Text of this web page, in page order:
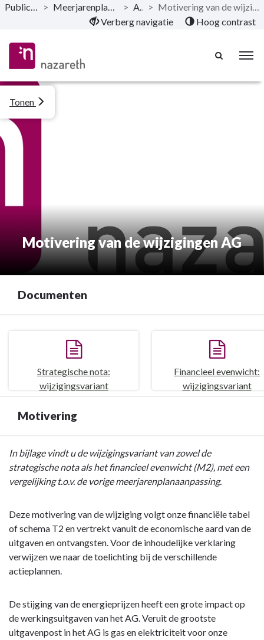
Naar hoofdinhoud
Publicaties > Meerjarenplan - 2024 > AG >
Motivering van de wijzigingen AG
Verberg navigatie
Hoog contrast
Motivering van de wijzigingen AG
Tonen
Documenten
Strategische nota:
wijzigingsvariant
Financieel evenwicht:
wijzigingsvariant
Motivering
Terug
naar
navigatie
Motivering
wijzigingen
In bijlage vindt u de wijzigingsvariant van zowel de
strategische nota als het financieel evenwicht (M2), met een
vergelijking t.o.v. de vorige meerjarenplanaanpassing.
Deze motivering van de wijziging volgt onze financiële tabel
of schema T2 en vertrekt vanuit de economische aard van de
uitgaven en ontvangsten. Voor de inhoudelijke verklaring
verwijzen we naar de toelichting bij de verschillende
actieplannen.
De stijging van de energieprijzen heeft een grote impact op
de werkingsuitgaven van het AG. Veruit de grootste
uitgavenpost in het AG is gas en elektriciteit voor onze